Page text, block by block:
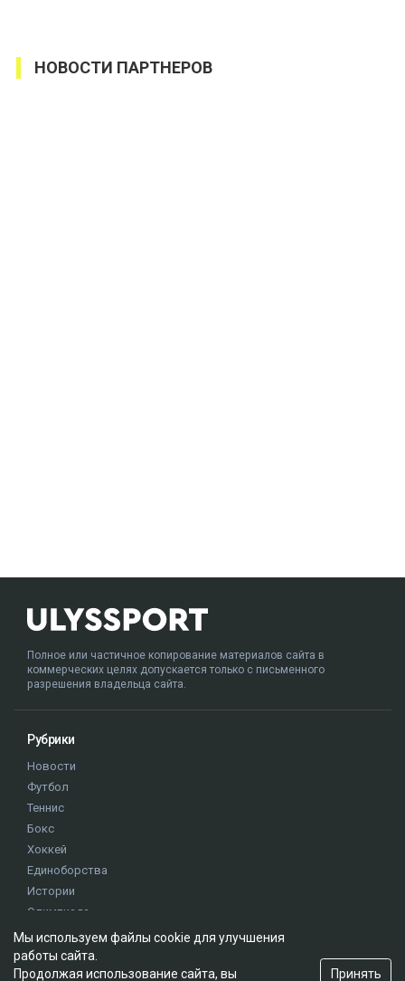
НОВОСТИ ПАРТНЕРОВ
Полное или частичное копирование материалов сайта в
коммерческих целях допускается только с письменного
разрешения владельца сайта.
Рубрики
Новости
Футбол
Теннис
Бокс
Хоккей
Единоборства
Истории
Олимпиада
Редакция
Мы используем файлы cookie для улучшения
работы сайта.
Продолжая использование сайта, вы
Принять